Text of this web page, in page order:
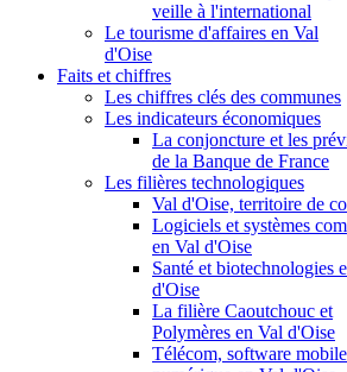
veille à l'international
Le tourisme d'affaires en Val
d'Oise
Faits et chiffres
Les chiffres clés des communes
Les indicateurs économiques
La conjoncture et les
de la Banque de France
Les filières technologiques
Val d'Oise, territoire de
Logiciels et systèmes
en Val d'Oise
Santé et biotechnologies
d'Oise
La filière Caoutchouc et
Polymères en Val d'Oise
Télécom, software